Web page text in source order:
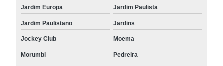
Jardim Europa Jardim Paulista
Jardim Paulistano Jardins
Jockey Club Moema
Morumbi Pedreira